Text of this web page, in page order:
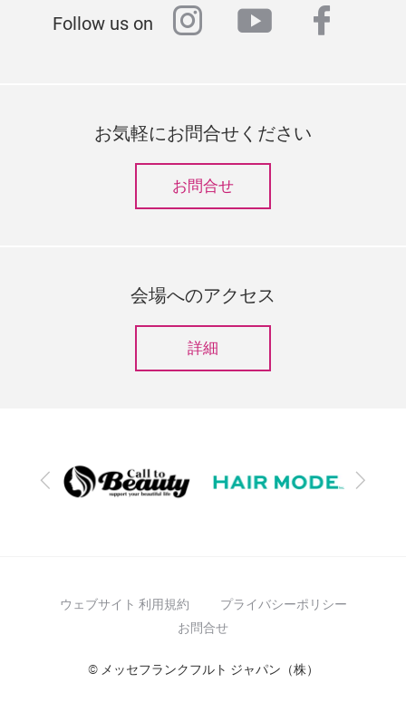
Follow us on instagram
youtube
お気軽にお問合せください
お問合せ
会場へのアクセス
詳細
前
次
ウェブサイト 利用規約
プライバシーポリシー
お問合せ
© メッセフランクフルト ジャパン（株）